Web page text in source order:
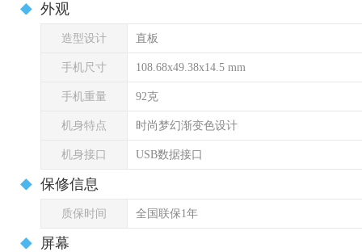
外观
造型设计 直板
手机尺寸 108.68x49.38x14.5 mm
手机重量 92克
机身特点 时尚梦幻渐变色设计
机身接口 USB数据接口
保修信息
质保时间 全国联保1年
屏幕